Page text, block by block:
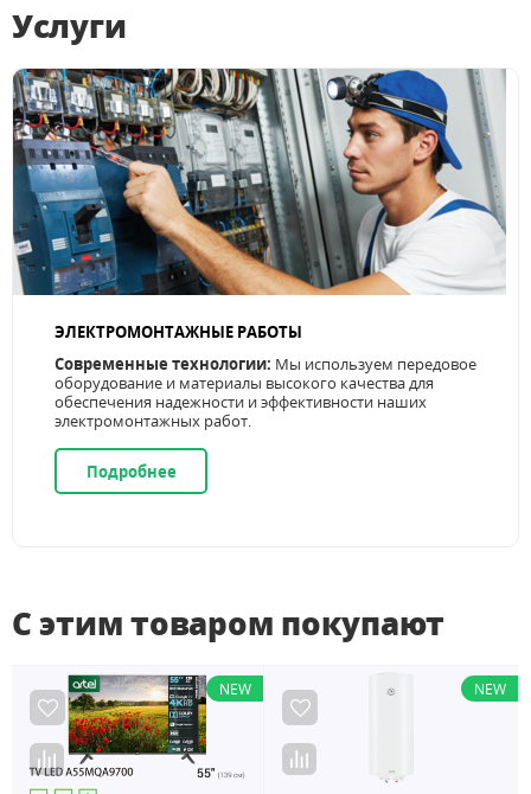
Услуги
ЭЛЕКТРОМОНТАЖНЫЕ РАБОТЫ
Современные технологии: Мы используем передовое
оборудование и материалы высокого качества для
обеспечения надежности и эффективности наших
электромонтажных работ.
Подробнее
С этим товаром покупают
NEW NEW